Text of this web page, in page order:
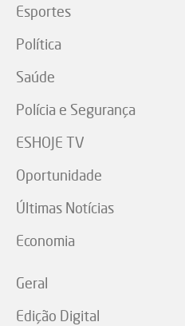
Esportes
Política
Saúde
Polícia e Segurança
ESHOJE TV
Oportunidade
Últimas Notícias
Economia
Geral
Edição Digital